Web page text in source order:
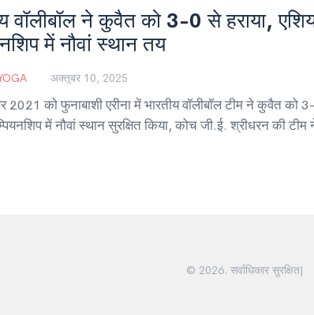
वॉलीबॉल ने कुवैत को 3-0 से हराया,
में नौवां स्थान तय
अक्तूबर 10, 2025
2021 को फुनाबाशी एरीना में भारतीय वॉलीबॉल टीम ने कुवैत को
में नौवां स्थान सुरक्षित किया, कोच जी.ई. श्रीधरन की
© 2026. सर्वाधिकार सुरक्षित|